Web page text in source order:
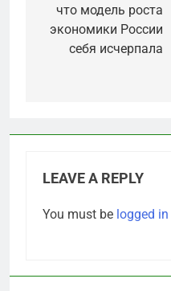
что модель роста
экономики России
себя исчерпала
LEAVE A REPLY
You must be logged in